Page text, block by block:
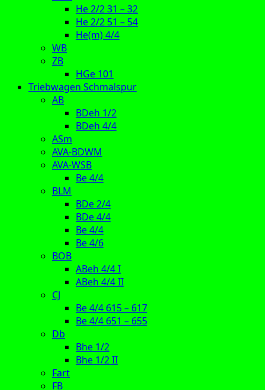
He 2/2 31 – 32
He 2/2 51 – 54
He(m) 4/4
WB
ZB
HGe 101
Triebwagen Schmalspur
AB
BDeh 1/2
BDeh 4/4
ASm
AVA-BDWM
AVA-WSB
Be 4/4
BLM
BDe 2/4
BDe 4/4
Be 4/4
Be 4/6
BOB
ABeh 4/4 I
ABeh 4/4 II
CJ
Be 4/4 615 – 617
Be 4/4 651 – 655
Db
Bhe 1/2
Bhe 1/2 II
Fart
FB